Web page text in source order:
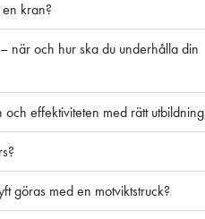
kran?
när och hur ska du underhålla din
effektiviteten med rätt utbildning
göras med en motviktstruck?